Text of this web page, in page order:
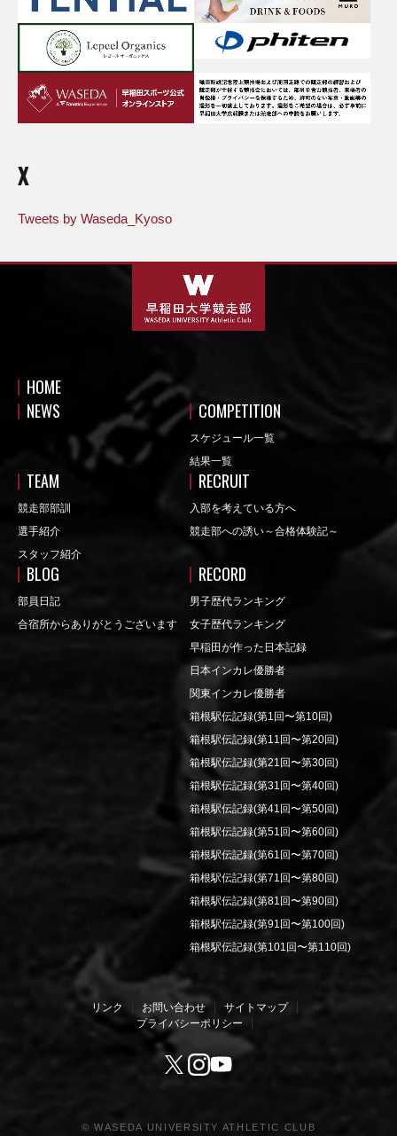
X
Tweets by Waseda_Kyoso
HOME
NEWS
COMPETITION
スケジュール一覧
結果一覧
TEAM
競走部部訓
選手紹介
スタッフ紹介
RECRUIT
入部を考えている方へ
競走部への誘い～合格体験記～
BLOG
部員日記
合宿所からありがとうございます
RECORD
男子歴代ランキング
女子歴代ランキング
早稲田が作った日本記録
日本インカレ優勝者
関東インカレ優勝者
箱根駅伝記録(第1回〜第10回)
箱根駅伝記録(第11回〜第20回)
箱根駅伝記録(第21回〜第30回)
箱根駅伝記録(第31回〜第40回)
箱根駅伝記録(第41回〜第50回)
箱根駅伝記録(第51回〜第60回)
箱根駅伝記録(第61回〜第70回)
箱根駅伝記録(第71回〜第80回)
箱根駅伝記録(第81回〜第90回)
箱根駅伝記録(第91回〜第100回)
箱根駅伝記録(第101回〜第110回)
リンク お問い合わせ
サイトマップ
プライバシーポリシー
© WASEDA UNIVERSITY ATHLETIC CLUB